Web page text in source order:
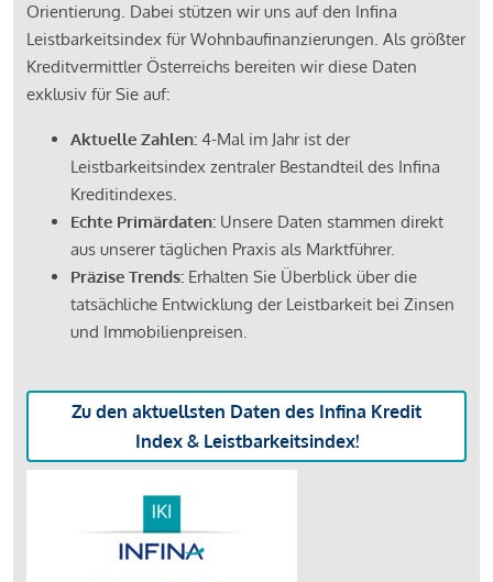
Orientierung. Dabei stützen wir uns auf den Infina
Leistbarkeitsindex für Wohnbaufinanzierungen. Als größter
Kreditvermittler Österreichs bereiten wir diese Daten
exklusiv für Sie auf:
Aktuelle Zahlen: 4-Mal im Jahr ist der
Leistbarkeitsindex zentraler Bestandteil des Infina
Kreditindexes.
Echte Primärdaten: Unsere Daten stammen direkt
aus unserer täglichen Praxis als Marktführer.
Präzise Trends: Erhalten Sie Überblick über die
tatsächliche Entwicklung der Leistbarkeit bei Zinsen
und Immobilienpreisen.
Zu den aktuellsten Daten des Infina Kredit
Index & Leistbarkeitsindex!